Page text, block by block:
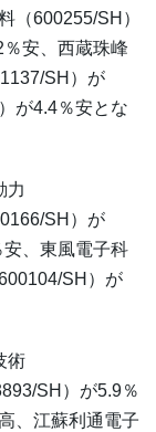
（600255/SH）
安、西蔵珠峰
SH）が
が4.4％安とな
力
SH）が
、東風電子科
SH）が
術
SH）が5.9％
、江蘇利通電子